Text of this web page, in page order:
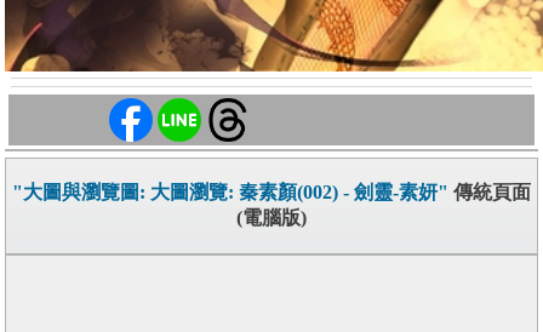
"大圖與瀏覽圖: 大圖瀏覽: 秦素顏(002) - 劍靈-素妍" 傳統頁面
(電腦版)